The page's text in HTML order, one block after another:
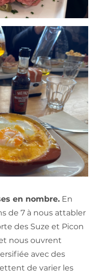
en nombre. En
de 7 à nous attabler
des Suze et Picon
nous ouvrent
avec des
de varier les